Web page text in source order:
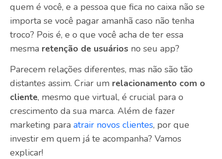
quem é você, e a pessoa que fica no caixa não se
importa se você pagar amanhã caso não tenha
troco? Pois é, e o que você acha de ter essa
mesma retenção de usuários no seu app?
Parecem relações diferentes, mas não são tão
distantes assim. Criar um relacionamento com o
cliente, mesmo que virtual, é crucial para o
crescimento da sua marca. Além de fazer
marketing para atrair novos clientes, por que
investir em quem já te acompanha? Vamos
explicar!